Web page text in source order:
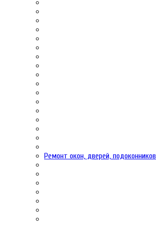
Ремонт окон, дверей,